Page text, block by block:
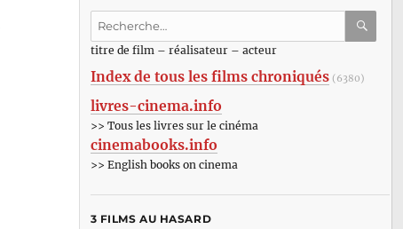
Recherche
:titre de film – réalisateur – acteur
Index de tous les films chroniqués (6380)
livres-cinema.info
>> Tous les livres sur le cinéma
cinemabooks.info
>> English books on cinema
3 FILMS AU HASARD